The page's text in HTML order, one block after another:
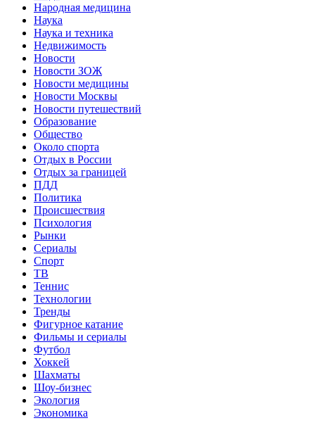
Народная медицина
Наука
Наука и техника
Недвижимость
Новости
Новости ЗОЖ
Новости медицины
Новости Москвы
Новости путешествий
Образование
Общество
Около спорта
Отдых в России
Отдых за границей
ПДД
Политика
Происшествия
Психология
Рынки
Сериалы
Спорт
ТВ
Теннис
Технологии
Тренды
Фигурное катание
Фильмы и сериалы
Футбол
Хоккей
Шахматы
Шоу-бизнес
Экология
Экономика